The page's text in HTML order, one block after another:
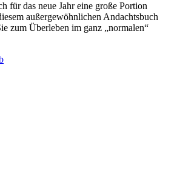
für das neue Jahr eine große Portion
außergewöhnlichen Andachtsbuch
zum Überleben im ganz „normalen“